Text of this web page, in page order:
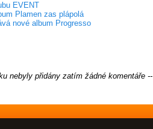
EVENT
Plamen zas plápolá
nové album Progresso
nebyly přidány zatím žádné komentáře --